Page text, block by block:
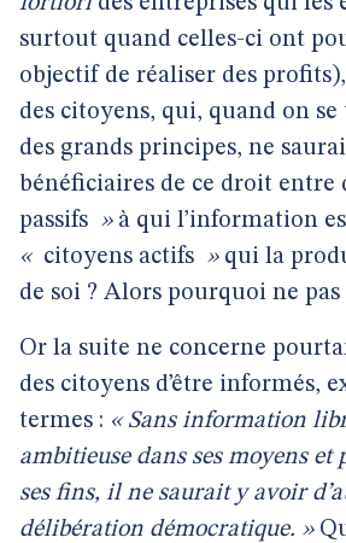
surtout quand celles-ci ont
objectif de réaliser des
des citoyens, qui, quand on
des grands principes, ne
bénéficiaires de ce droit entre
passifs »à qui l’information
« citoyens actifs »qui la
de soi ? Alors pourquoi ne pas
Or la suite ne concerne
des citoyens d’être informés,
termes : « Sans information
ambitieuse dans ses moyens et
ses fins, il ne saurait y avoir
délibération démocratique. »